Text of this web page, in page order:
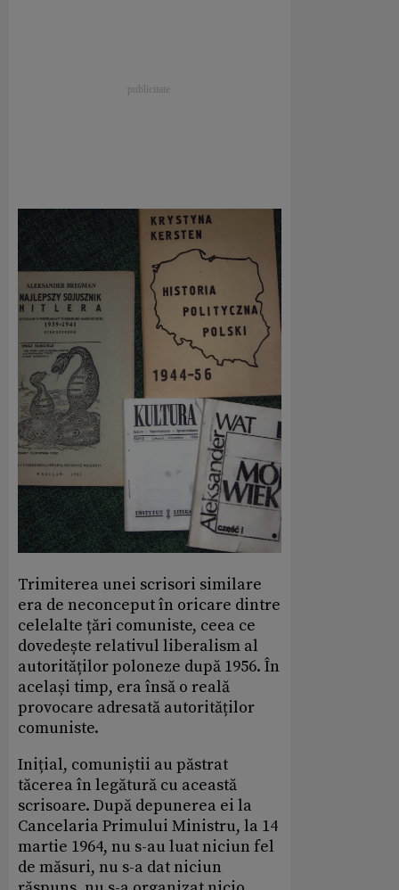
Trimiterea unei scrisori similare
era de neconceput în oricare dintre
celelalte țări comuniste, ceea ce
dovedește relativul liberalism al
autorităților poloneze după 1956. În
același timp, era însă o reală
provocare adresată autorităților
comuniste.
Inițial, comuniștii au păstrat
tăcerea în legătură cu această
scrisoare. După depunerea ei la
Cancelaria Primului Ministru, la 14
martie 1964, nu s-au luat niciun fel
de măsuri, nu s-a dat niciun